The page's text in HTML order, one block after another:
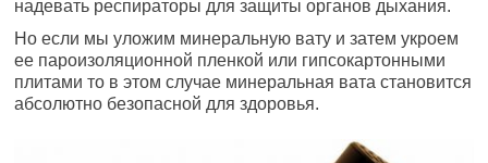
надевать респираторы для защиты органов дыхания.
Но если мы уложим минеральную вату и затем укроем
ее пароизоляционной пленкой или гипсокартонными
плитами то в этом случае минеральная вата становится
абсолютно безопасной для здоровья.